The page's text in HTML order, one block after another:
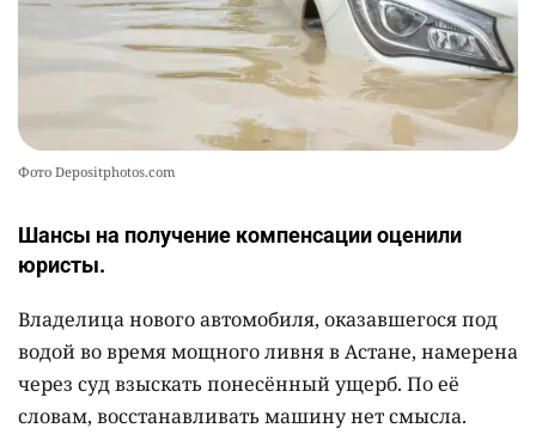
Фото Depositphotos.com
Шансы на получение компенсации оценили
юристы.
Владелица нового автомобиля, оказавшегося под
водой во время мощного ливня в Астане, намерена
через суд взыскать понесённый ущерб. По её
словам, восстанавливать машину нет смысла.